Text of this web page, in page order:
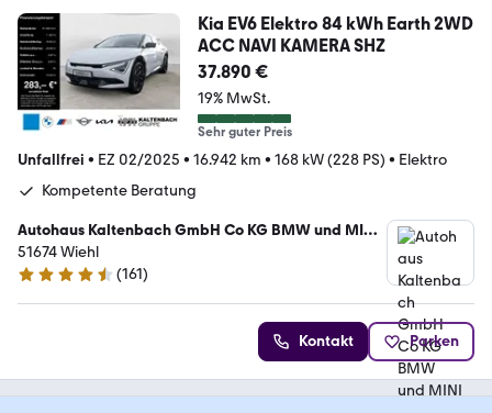
Kia EV6 Elektro 84 kWh Earth 2WD
ACC NAVI KAMERA SHZ
37.890 €
19% MwSt.
Sehr guter Preis
Unfallfrei • EZ 02/2025 • 16.942 km • 168 kW (228 PS) • Elektro
Kompetente Beratung
Autohaus Kaltenbach GmbH Co KG BMW und MINI
Vertragshändler
51674 Wiehl
4.6 Sterne
(161)
Kontakt Parken